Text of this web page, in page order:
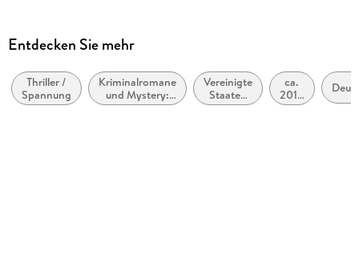
Karl-Heinz Ebnet
Penguin Random House
Originaltitel
barrierefreiheit@penguinrandomhouse.de
Entdecken Sie mehr
Thriller /
Spannung
Kriminalromane
und Mystery:
weibliche
Vereinigte
Staaten
von
ca.
2010
bis